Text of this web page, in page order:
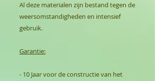
Al deze materialen zijn bestand tegen de
weersomstandigheden en intensief
gebruik.
Garantie:
- 10 Jaar voor de constructie van het